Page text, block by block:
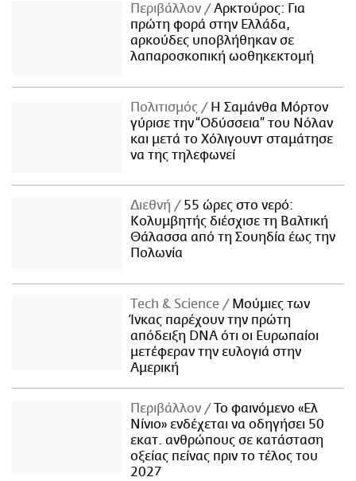
Περιβάλλον
Αρκτούρος: Για
πρώτη φορά στην Ελλάδα,
αρκούδες υποβλήθηκαν σε
λαπαροσκοπική ωοθηκεκτομή
Πολιτισμός
Η Σαμάνθα Μόρτον
γύρισε την “Οδύσσεια” του Νόλαν
και μετά το Χόλιγουντ σταμάτησε
να της τηλεφωνεί
Διεθνή
55 ώρες στο νερό:
Κολυμβητής διέσχισε τη Βαλτική
Θάλασσα από τη Σουηδία έως την
Πολωνία
Τech & Science
Μούμιες των
Ίνκας παρέχουν την πρώτη
απόδειξη DNA ότι οι Ευρωπαίοι
μετέφεραν την ευλογιά στην
Αμερική
Περιβάλλον
Το φαινόμενο «Ελ
Νίνιο» ενδέχεται να οδηγήσει 50
εκατ. ανθρώπους σε κατάσταση
οξείας πείνας πριν το τέλος του
2027